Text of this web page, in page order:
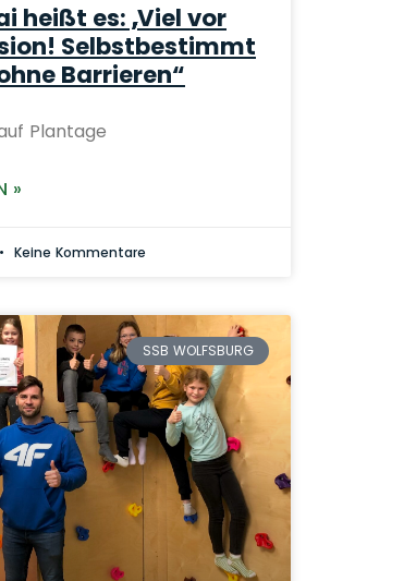
heißt es: „Viel vor
Selbstbestimmt
Barrieren“
Plantage
»
Keine Kommentare
SSB WOLFSBURG